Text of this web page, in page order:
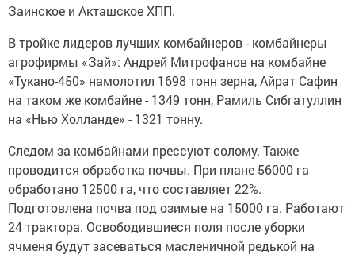
Заинское и Акташское ХПП.
В тройке лидеров лучших комбайнеров - комбайнеры
агрофирмы «Зай»: Андрей Митрофанов на комбайне
«Тукано-450» намолотил 1698 тонн зерна, Айрат Сафин
на таком же комбайне - 1349 тонн, Рамиль Сибгатуллин
на «Нью Холланде» - 1321 тонну.
Следом за комбайнами прессуют солому. Также
проводится обработка почвы. При плане 56000 га
обработано 12500 га, что составляет 22%.
Подготовлена почва под озимые на 15000 га. Работают
24 трактора. Освободившиеся поля после уборки
ячменя будут засеваться масленичной редькой на